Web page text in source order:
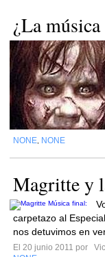
¿La
NONE NONE
Magritte y
carpetazo al
nos detuvimos en
El 20 junio 2011 por